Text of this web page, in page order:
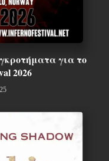
για το
2026